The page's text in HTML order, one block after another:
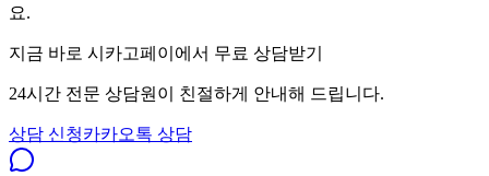
요.
지금 바로 시카고페이에서 무료 상담받기
24시간 전문 상담원이 친절하게 안내해 드립니다.
상담 신청카카오톡 상담